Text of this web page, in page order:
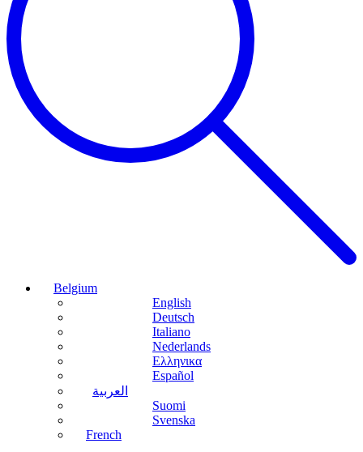
Belgium
English
Deutsch
Italiano
Nederlands
Ελληνικα
Español
العربية
Suomi
Svenska
French